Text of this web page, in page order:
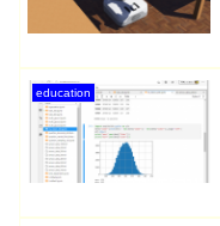
education